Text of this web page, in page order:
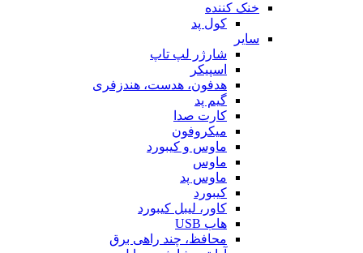
خنک کننده
کول پد
سایر
شارژر لپ تاپ
اسپیکر
هدفون، هدست، هندزفری
گیم پد
کارت صدا
میکروفون
ماوس و کیبورد
ماوس
ماوس پد
کیبورد
کاور، لیبل کیبورد
هاب USB
محافظ، چند راهی برق